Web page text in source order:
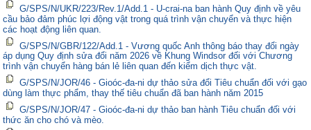
G/SPS/N/UKR/223/Rev.1/Add.1 - U-crai-na ban hành Quy định về yêu
cầu bảo đảm phúc lợi động vật trong quá trình vận chuyển và thực hiện
các hoạt động liên quan.
G/SPS/N/GBR/122/Add.1 - Vương quốc Anh thông báo thay đổi ngày
áp dụng Quy định sửa đổi năm 2026 về Khung Windsor đối với Chương
trình vận chuyển hàng bán lẻ liên quan đến kiểm dịch thực vật.
G/SPS/N/JOR/46 - Gioóc-đa-ni dự thảo sửa đổi Tiêu chuẩn đối với gạo
dùng làm thực phẩm, thay thế tiêu chuẩn đã ban hành năm 2015
G/SPS/N/JOR/47 - Gioóc-đa-ni dự thảo ban hành Tiêu chuẩn đối với
thức ăn cho chó và mèo.